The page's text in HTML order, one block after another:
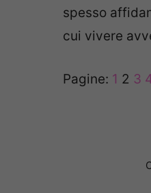
spesso
cui vivere
Pagine: 1 2 3